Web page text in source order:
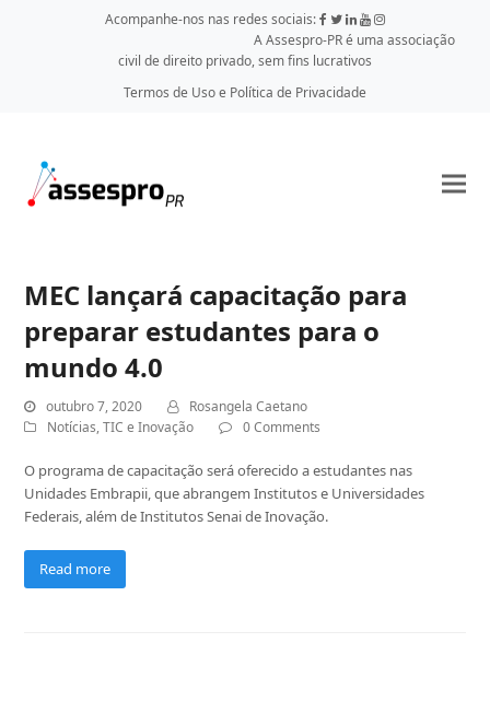
Acompanhe-nos nas redes sociais:
A Assespro-PR é uma associação
civil de direito privado, sem fins lucrativos
Termos de Uso e Política de Privacidade
MEC lançará capacitação para
preparar estudantes para o
mundo 4.0
outubro 7, 2020
Rosangela Caetano
Notícias,TIC e Inovação 0 Comments
O programa de capacitação será oferecido a estudantes nas
Unidades Embrapii, que abrangem Institutos e Universidades
Federais, além de Institutos Senai de Inovação.
Read more